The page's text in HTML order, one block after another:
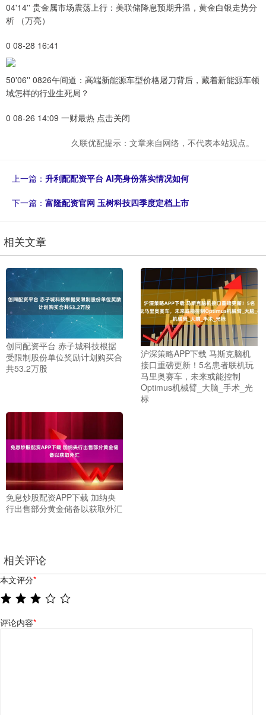
04'14'' 贵金属市场震荡上行：美联储降息预期升温，黄金白银走势分
析 （万亮）
0 08-28 16:41
50'06'' 0826午间道：高端新能源车型价格屠刀背后，藏着新能源车领
域怎样的行业生死局？
0 08-26 14:09 一财最热 点击关闭
久联优配提示：文章来自网络，不代表本站观点。
上一篇： 升利配配资平台 AI亮身份落实情况如何
下一篇： 富隆配资官网 玉树科技四季度定档上市
相关文章
创同配资平台 赤子城科技根据
受限制股份单位奖励计划购买合
共53.2万股
沪深策略APP下载 马斯克脑机
接口重磅更新！5名患者联机玩
马里奥赛车，未来或能控制
Optimus机械臂_大脑_手术_光
标
免息炒股配资APP下载 加纳央
行出售部分黄金储备以获取外汇
相关评论
本文评分*
评论内容*